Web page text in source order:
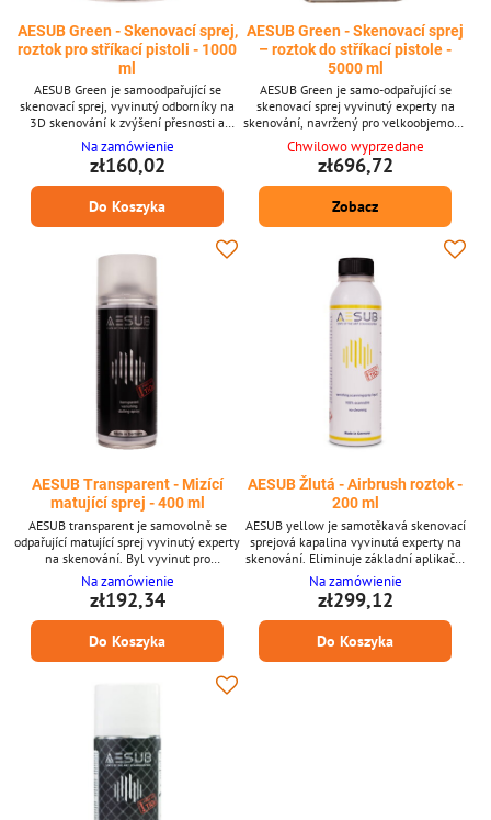
AESUB Green - Skenovací sprej,
roztok pro stříkací pistoli - 1000
ml
AESUB Green je samoodpařující se
skenovací sprej, vyvinutý odborníky na
3D skenování k zvýšení přesnosti a
efektivity procesů 3D digitalizace.
Dodáván v 1000 ml balení tekutiny pro
velkoobjemové použití, je určen k
aplikaci stříkacími pistolemi, což ho činí
ideálním pro velkoplošné a
automatizované skenovací úkoly. Sprej
vytváří tenký, homogenní, bílý matný
povlak, který zlepšuje skenovatelnost...
Na zamówienie
zł160,02
Do Koszyka
AESUB Green - Skenovací sprej
– roztok do stříkací pistole -
5000 ml
AESUB Green je samo-odpařující se
skenovací sprej vyvinutý experty na
skenování, navržený pro velkoobjemové
a automatizované aplikace 3D
skenování. Nanáší se stříkací pistolí a
vytváří tenký, homogenní, bílý povlak,
který zlepšuje skenovatelnost složitých
povrchů. Povlak se po několika hodinách
Samo-odpařující se sprej –...
Chwilowo wyprzedane
zł696,72
Zobacz
AESUB Transparent - Mizící
matující sprej - 400 ml
AESUB transparent je samovolně se
odpařující matující sprej vyvinutý experty
na skenování. Byl vyvinut pro
fotogrammetrii, Lidar a další metody
skenování zachycující barvy. Sprej se
odpaří během několika hodin, což
znamená, že po skenování není nutné
žádné čištění. **Přednosti:** * Průhledný,
samovolně se odpařující matující sprej *
Eliminuje odrazy bez ztráty barevných
Na zamówienie
zł192,34
Do Koszyka
AESUB Žlutá - Airbrush roztok -
200 ml
AESUB yellow je samotěkavá skenovací
sprejová kapalina vyvinutá experty na
skenování. Eliminuje základní aplikační
problémy 3D metrologie, zejména v
citlivých oblastech (laboratoře, výroba
atd.) a chrání zařízení před kontaminací
usazováním pigmentu. Hlavní výhody:
Řešení pro airbrush Tloušťka povlaku
Na zamówienie
zł299,12
Do Koszyka